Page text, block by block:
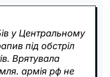
у Центральному
під обстріл
Врятувала
армія рф не